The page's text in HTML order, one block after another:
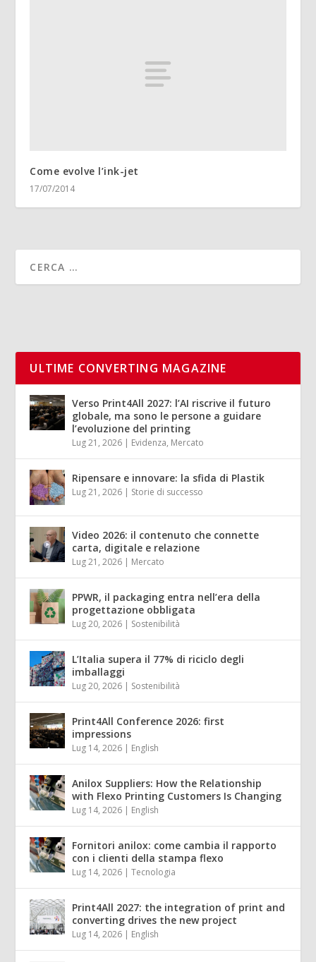
Come evolve l’ink-jet
17/07/2014
ULTIME CONVERTING MAGAZINE
Verso Print4All 2027: l’AI riscrive il futuro
globale, ma sono le persone a guidare
l’evoluzione del printing
Lug 21, 2026 | Evidenza, Mercato
Ripensare e innovare: la sfida di Plastik
Lug 21, 2026 | Storie di successo
Video 2026: il contenuto che connette
carta, digitale e relazione
Lug 21, 2026 | Mercato
PPWR, il packaging entra nell’era della
progettazione obbligata
Lug 20, 2026 | Sostenibilità
L’Italia supera il 77% di riciclo degli
imballaggi
Lug 20, 2026 | Sostenibilità
Print4All Conference 2026: first
impressions
Lug 14, 2026 | English
Anilox Suppliers: How the Relationship
with Flexo Printing Customers Is Changing
Lug 14, 2026 | English
Fornitori anilox: come cambia il rapporto
con i clienti della stampa flexo
Lug 14, 2026 |Tecnologia
Print4All 2027: the integration of print and
converting drives the new project
Lug 14, 2026 | English